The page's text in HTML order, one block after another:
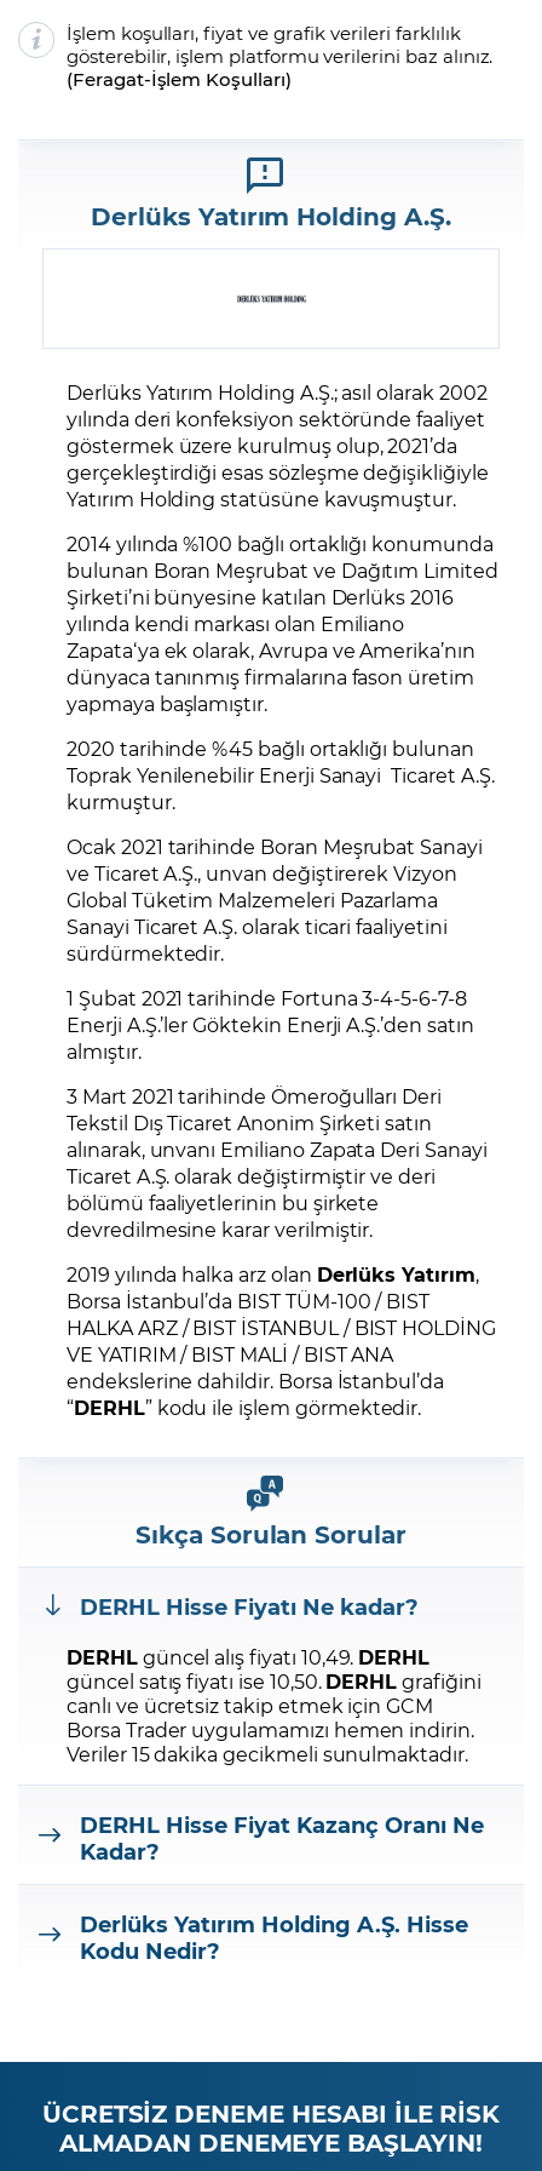
İşlem koşulları, fiyat ve grafik verileri farklılık
gösterebilir, işlem platformu verilerini baz alınız.
(Feragat-İşlem Koşulları)
Derlüks Yatırım Holding A.Ş.
Derlüks Yatırım Holding A.Ş.; asıl olarak 2002
yılında deri konfeksiyon sektöründe faaliyet
göstermek üzere kurulmuş olup, 2021’da
gerçekleştirdiği esas sözleşme değişikliğiyle
Yatırım Holding statüsüne kavuşmuştur.
2014 yılında %100 bağlı ortaklığı konumunda
bulunan Boran Meşrubat ve Dağıtım Limited
Şirketi’ni bünyesine katılan Derlüks 2016
yılında kendi markası olan Emiliano
Zapata‘ya ek olarak, Avrupa ve Amerika’nın
dünyaca tanınmış firmalarına fason üretim
yapmaya başlamıştır.
2020 tarihinde %45 bağlı ortaklığı bulunan
Toprak Yenilenebilir Enerji Sanayi Ticaret A.Ş.
kurmuştur.
Ocak 2021 tarihinde Boran Meşrubat Sanayi
ve Ticaret A.Ş., unvan değiştirerek Vizyon
Global Tüketim Malzemeleri Pazarlama
Sanayi Ticaret A.Ş. olarak ticari faaliyetini
sürdürmektedir.
1 Şubat 2021 tarihinde Fortuna 3-4-5-6-7-8
Enerji A.Ş.’ler Göktekin Enerji A.Ş.’den satın
almıştır.
3 Mart 2021 tarihinde Ömeroğulları Deri
Tekstil Dış Ticaret Anonim Şirketi satın
alınarak, unvanı Emiliano Zapata Deri Sanayi
Ticaret A.Ş. olarak değiştirmiştir ve deri
bölümü faaliyetlerinin bu şirkete
devredilmesine karar verilmiştir.
2019 yılında halka arz olan Derlüks Yatırım,
Borsa İstanbul’da BIST TÜM-100 / BIST
HALKA ARZ / BIST İSTANBUL / BIST HOLDİNG
VE YATIRIM / BIST MALİ / BIST ANA
endekslerine dahildir. Borsa İstanbul’da
“DERHL” kodu ile işlem görmektedir.
Sıkça Sorulan Sorular
DERHL Hisse Fiyatı Ne kadar?
DERHLgüncel alış fiyatı 10,49. DERHL
güncel satış fiyatı ise 10,50.DERHLgrafiğini
canlı ve ücretsiz takip etmek için GCM
Borsa Trader uygulamamızı hemen indirin.
Veriler 15 dakika gecikmeli sunulmaktadır.
DERHL Hisse Fiyat Kazanç Oranı Ne
Kadar?
Derlüks Yatırım Holding A.Ş. Hisse
Kodu Nedir?
ÜCRETSİZ DENEME HESABI İLE RİSK
ALMADAN DENEMEYE BAŞLAYIN!